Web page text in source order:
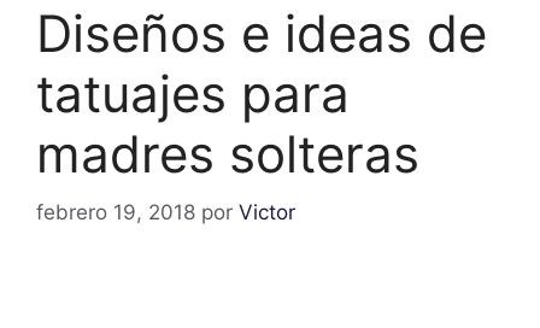
Diseños e ideas de
tatuajes para
madres solteras
febrero 19, 2018 por Victor